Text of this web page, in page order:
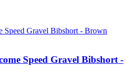
Speed Gravel Bibshort -